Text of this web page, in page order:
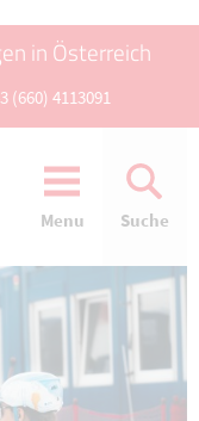
in Österreich
(660) 4113091
Menu Suche